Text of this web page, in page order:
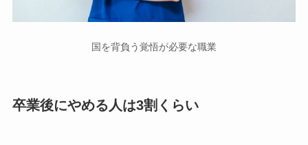
国を背負う覚悟が必要な職業
卒業後にやめる人は3割くらい